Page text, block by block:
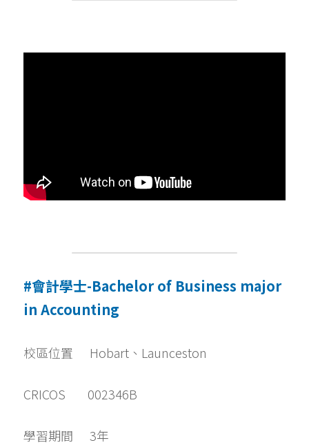
#會計學士-Bachelor of Business major
in Accounting
校區位置      Hobart、Launceston
CRICOS        002346B
學習期間      3年